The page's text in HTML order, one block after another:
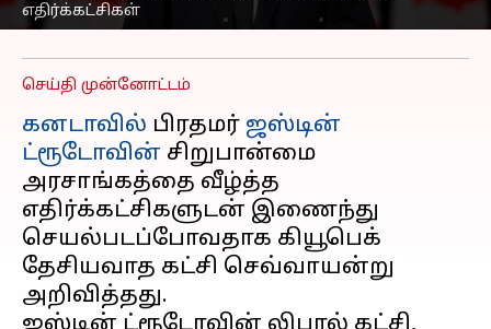
எதிர்க்கட்சிகள்
எழுதியவர் Venkatalakshmi V Oct 30, 2024 12:09 pm
செய்தி முன்னோட்டம்
கனடாவில் பிரதமர் ஜஸ்டின்
ட்ரூடோவின் சிறுபான்மை
அரசாங்கத்தை வீழ்த்த
எதிர்க்கட்சிகளுடன் இணைந்து
செயல்படப்போவதாக கியூபெக்
தேசியவாத கட்சி செவ்வாயன்று
அறிவித்தது.